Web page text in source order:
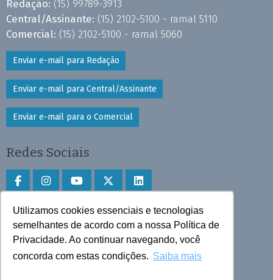
Utilizamos cookies essenciais e tecnologias
semelhantes de acordo com a nossa Política de
Privacidade. Ao continuar navegando, você
concorda com estas condições. Saiba mais
Redação: (15) 99789-3913
Central/Assinante: (15) 2102-5100 - ramal 5110
Comercial: (15) 2102-5100 - ramal 5060
Enviar e-mail para Redação
Enviar e-mail para Central/Assinante
Enviar e-mail para o Comercial
Redes Sociais
Faça download do aplicativo
Play Store e App Store